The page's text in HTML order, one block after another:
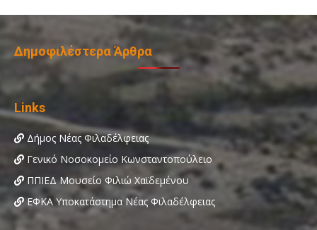
Δημοφιλέστερα Άρθρα
Links
Δήμος Νέας Φιλαδέλφειας
Γενικό Νοσοκομείο Κωνσταντοπούλειο
ΠΠΙΕΔ Μουσείο Φιλιώ Χαϊδεμένου
ΕΦΚΑ Υποκατάστημα Νέας Φιλαδέλφειας